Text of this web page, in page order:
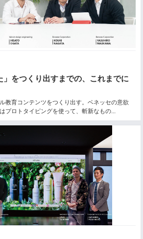
」をつくり出すまでの、これまでに
教育コンテンツをつくり出す。ベネッセの意欲
プロトタイピングを使って、斬新なもの...